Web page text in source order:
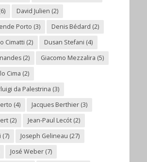
David Julien (2)
Porto (3) Denis Bédard (2)
Cimatti (2) Dusan Stefani (4)
(2) Giacomo Mezzalira (5)
Cima (2)
da Palestrina (3)
(4) Jacques Berthier(3)
(2) Jean-Paul Lecót(2)
(7) Joseph Gelineau (27)
José Weber(7)